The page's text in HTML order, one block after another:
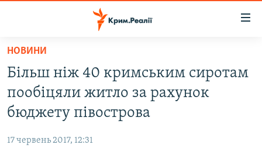
Перейти
основного
матеріалу
Перейти
до
основної
навігації
ВОДА.КРИМ
ВІДЕО ТА ФОТО
БЛОГИ
НОВИНИ
Більш ніж 40 кримським сиротам
пообіцяли житло за рахунок
бюджету півострова
17 червень 2017, 12:31